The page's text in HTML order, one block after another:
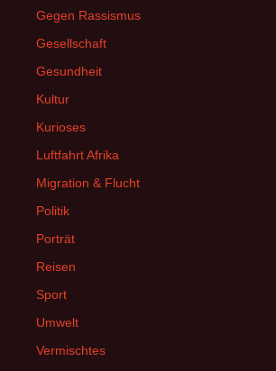
Gegen Rassismus
Gesellschaft
Gesundheit
Kultur
Kurioses
Luftfahrt Afrika
Migration & Flucht
Politik
Porträt
Reisen
Sport
Umwelt
Vermischtes